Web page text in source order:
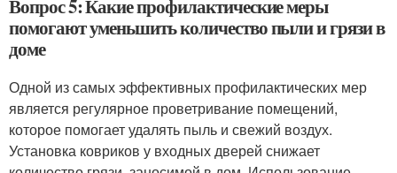
Вопрос 5: Какие профилактические меры
помогают уменьшить количество пыли и грязи в
доме
Одной из самых эффективных профилактических мер
является регулярное проветривание помещений,
которое помогает удалять пыль и свежий воздух.
Установка ковриков у входных дверей снижает